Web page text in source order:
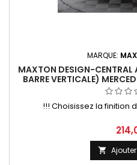
MARQUE:
MAXTON DESIGN-CENTRAL
BARRE VERTICALE)
!!! Choisissez la finition
Prix
